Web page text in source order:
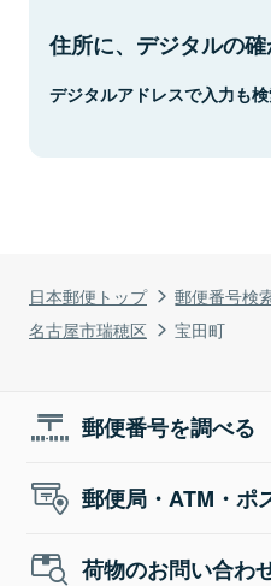
日本郵便トップ 郵便番号検
名古屋市瑞穂区
宝田町
住所に、デジタルの確
デジタルアドレスで入力も検
郵便番号を調べる
郵便局・ATM・ポ
荷物のお問い合わ